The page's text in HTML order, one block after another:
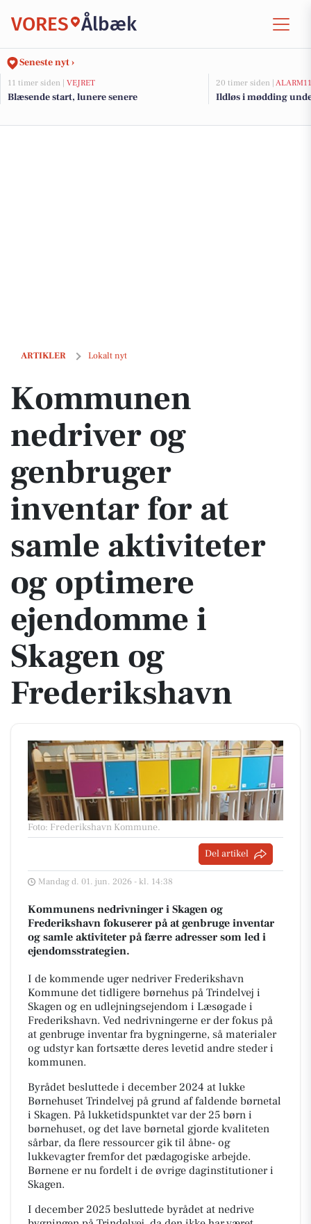
VORES Ålbæk
Seneste nyt ›
11 timer siden | VEJRET
Blæsende start, lunere senere
20 timer siden |
Ildløs i mødding
ARTIKLER Lokalt nyt
Kommunen nedriver og genbruger inventar for at samle aktiviteter
Kommunen
nedriver og
genbruger
inventar for at
samle aktiviteter
og optimere
ejendomme i
Skagen og
Frederikshavn
Foto: Frederikshavn Kommune.
Del artikel
Mandag d. 01. jun. 2026 - kl. 14:38
Kommunens nedrivninger i Skagen og
Frederikshavn fokuserer på at genbruge inventar
og samle aktiviteter på færre adresser som led i
ejendomsstrategien.
I de kommende uger nedriver Frederikshavn
Kommune det tidligere børnehus på Trindelvej i
Skagen og en udlejningsejendom i Læsøgade i
Frederikshavn. Ved nedrivningerne er der fokus på
at genbruge inventar fra bygningerne, så materialer
og udstyr kan fortsætte deres levetid andre steder i
kommunen.
Byrådet besluttede i december 2024 at lukke
Børnehuset Trindelvej på grund af faldende børnetal
i Skagen. På lukketidspunktet var der 25 børn i
børnehuset, og det lave børnetal gjorde kvaliteten
sårbar, da flere ressourcer gik til åbne- og
lukkevagter fremfor det pædagogiske arbejde.
Børnene er nu fordelt i de øvrige daginstitutioner i
Skagen.
I december 2025 besluttede byrådet at nedrive